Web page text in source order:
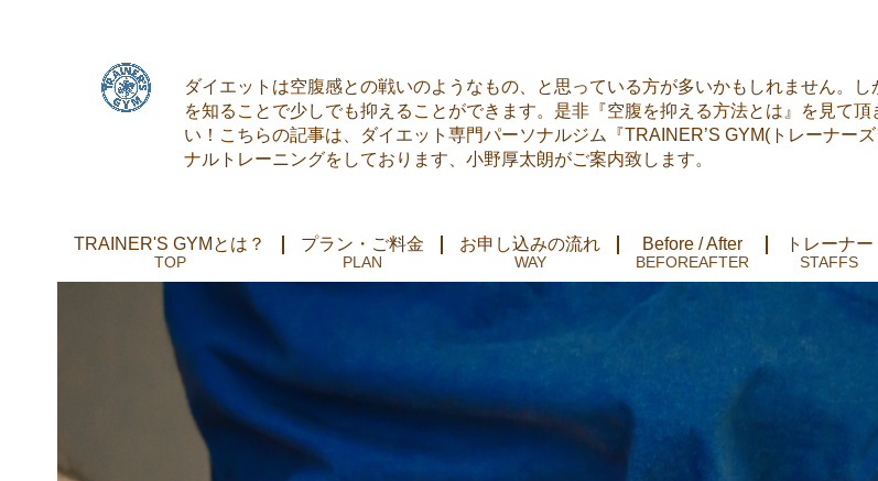
ダイエットは空腹感との戦いのようなもの、と思っている方が多いかもしれません。し
を知ることで少しでも抑えることができます。是非『空腹を抑える方法とは』を見て頂
い！こちらの記事は、ダイエット専門パーソナルジム『TRAINER’S GYM(トレーナー
ナルトレーニングをしております、小野厚太朗がご案内致します。
TRAINER'S GYMとは？ プラン・ご料金 お申し込みの流れ Before / After トレーナー